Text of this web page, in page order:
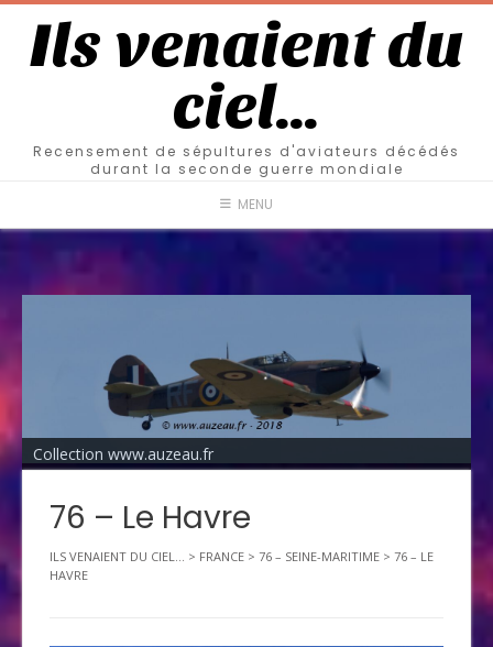
Ils venaient du
ciel…
Recensement de sépultures d'aviateurs décédés
durant la seconde guerre mondiale
MENU
Collection www.auzeau.fr
76 – Le Havre
ILS VENAIENT DU CIEL... > FRANCE > 76 – SEINE-MARITIME > 76 – LE
HAVRE